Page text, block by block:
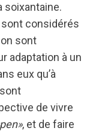
soixantaine.
sont considérés
sont
adaptation à un
eux qu’à
de vivre
, et de faire